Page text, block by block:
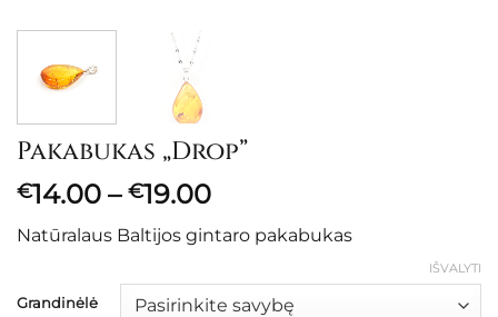
Pakabukas „Drop”
€14.00 – €19.00Price
range:
€14.00
€19.00
Natūralaus Baltijos gintaro pakabukas
Grandinėlė
IŠVALYTI